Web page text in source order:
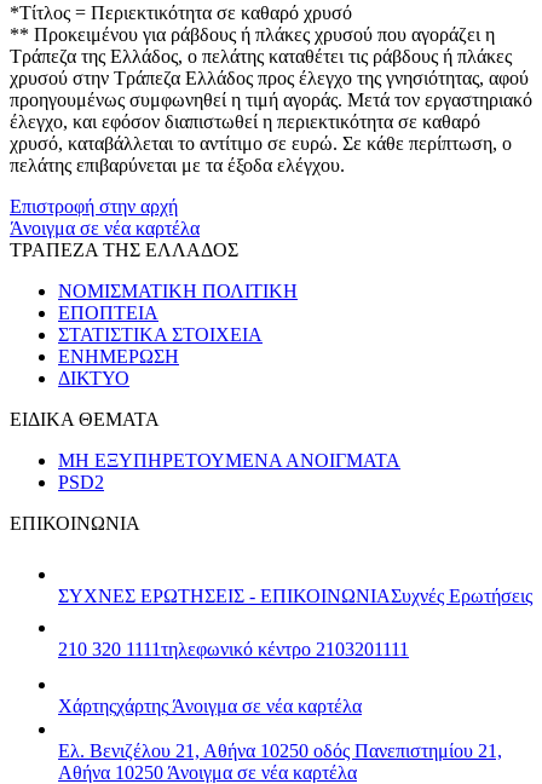
*Τίτλος = Περιεκτικότητα σε καθαρό χρυσό
** Προκειμένου για ράβδους ή πλάκες χρυσού που αγοράζει η
Τράπεζα της Ελλάδος, ο πελάτης καταθέτει τις ράβδους ή πλάκες
χρυσού στην Τράπεζα Ελλάδος προς έλεγχο της γνησιότητας, αφού
προηγουμένως συμφωνηθεί η τιμή αγοράς. Μετά τον εργαστηριακό
έλεγχο, και εφόσον διαπιστωθεί η περιεκτικότητα σε καθαρό
χρυσό, καταβάλλεται το αντίτιμο σε ευρώ. Σε κάθε περίπτωση, ο
πελάτης επιβαρύνεται με τα έξοδα ελέγχου.
Επιστροφή στην αρχή
Άνοιγμα σε νέα καρτέλα
ΤΡΑΠΕΖΑ ΤΗΣ ΕΛΛΑΔΟΣ
ΝΟΜΙΣΜΑΤΙΚΗ ΠΟΛΙΤΙΚΗ
ΕΠΟΠΤΕΙΑ
ΣΤΑΤΙΣΤΙΚΑ ΣΤΟΙΧΕΙΑ
ΕΝΗΜΕΡΩΣΗ
ΔΙΚΤΥΟ
ΕΙΔΙΚΑ ΘΕΜΑΤΑ
ΜΗ ΕΞΥΠΗΡΕΤΟΥΜΕΝΑ ΑΝΟΙΓΜΑΤΑ
PSD2
ΕΠΙΚΟΙΝΩΝΙΑ
ΣΥΧΝΕΣ ΕΡΩΤΗΣΕΙΣ - ΕΠΙΚΟΙΝΩΝΙΑΣυχνές Ερωτήσεις
210 320 1111τηλεφωνικό κέντρο 2103201111
Χάρτηςχάρτης Άνοιγμα σε νέα καρτέλα
Ελ. Βενιζέλου 21, Αθήνα 10250 οδός Πανεπιστημίου 21,
Αθήνα 10250 Άνοιγμα σε νέα καρτέλα